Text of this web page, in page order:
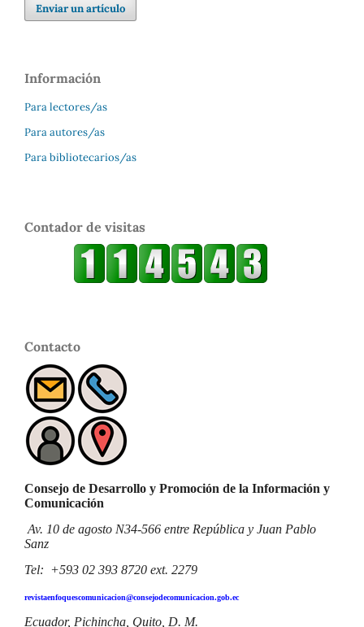
Enviar un artículo
Información
Para lectores/as
Para autores/as
Para bibliotecarios/as
Contador de visitas
Contacto
Consejo de Desarrollo y Promoción de la Información y
Comunicación
Av. 10 de agosto N34-566 entre República y Juan Pablo
Sanz
Tel: +593 02 393 8720 ext. 2279
revistaenfoquescomunicacion@consejodecomunicacion.gob.ec
Ecuador, Pichincha, Quito, D. M.